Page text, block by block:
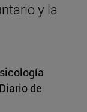
y la
de